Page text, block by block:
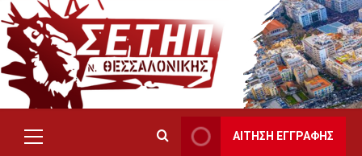
Skip
to
content
Primary
ΑΙΤΗΣΗ ΕΓΓΡΑΦΗΣ